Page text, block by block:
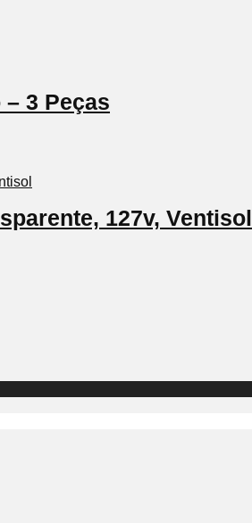
3 Peças
127v, Ventisol